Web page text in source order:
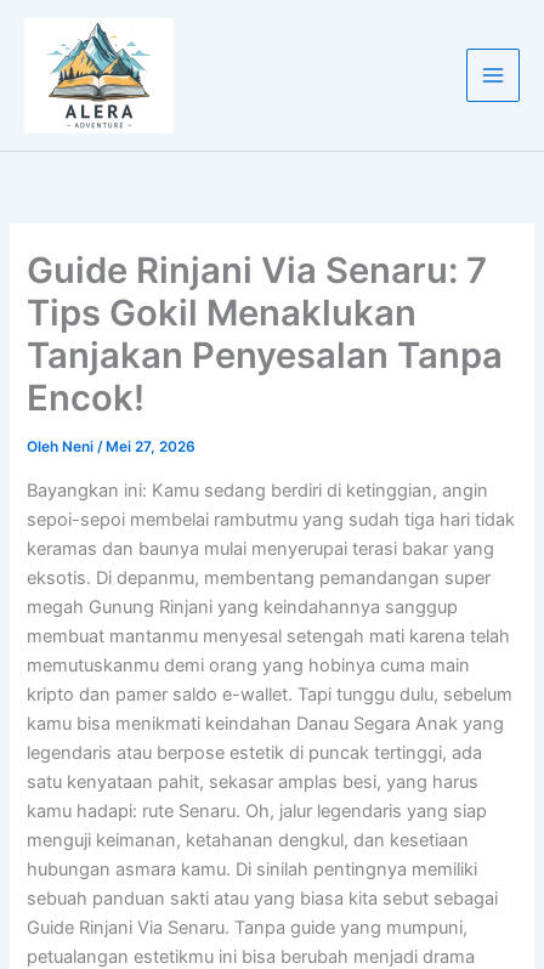
konten
Guide Rinjani Via Senaru: 7
Tips Gokil Menaklukan
Tanjakan Penyesalan Tanpa
Encok!
Oleh Neni/ Mei 27, 2026
Bayangkan ini: Kamu sedang berdiri di ketinggian, angin
sepoi-sepoi membelai rambutmu yang sudah tiga hari tidak
keramas dan baunya mulai menyerupai terasi bakar yang
eksotis. Di depanmu, membentang pemandangan super
megah Gunung Rinjani yang keindahannya sanggup
membuat mantanmu menyesal setengah mati karena telah
memutuskanmu demi orang yang hobinya cuma main
kripto dan pamer saldo e-wallet. Tapi tunggu dulu, sebelum
kamu bisa menikmati keindahan Danau Segara Anak yang
legendaris atau berpose estetik di puncak tertinggi, ada
satu kenyataan pahit, sekasar amplas besi, yang harus
kamu hadapi: rute Senaru. Oh, jalur legendaris yang siap
menguji keimanan, ketahanan dengkul, dan kesetiaan
hubungan asmara kamu. Di sinilah pentingnya memiliki
sebuah panduan sakti atau yang biasa kita sebut sebagai
Guide Rinjani Via Senaru. Tanpa guide yang mumpuni,
petualangan estetikmu ini bisa berubah menjadi drama